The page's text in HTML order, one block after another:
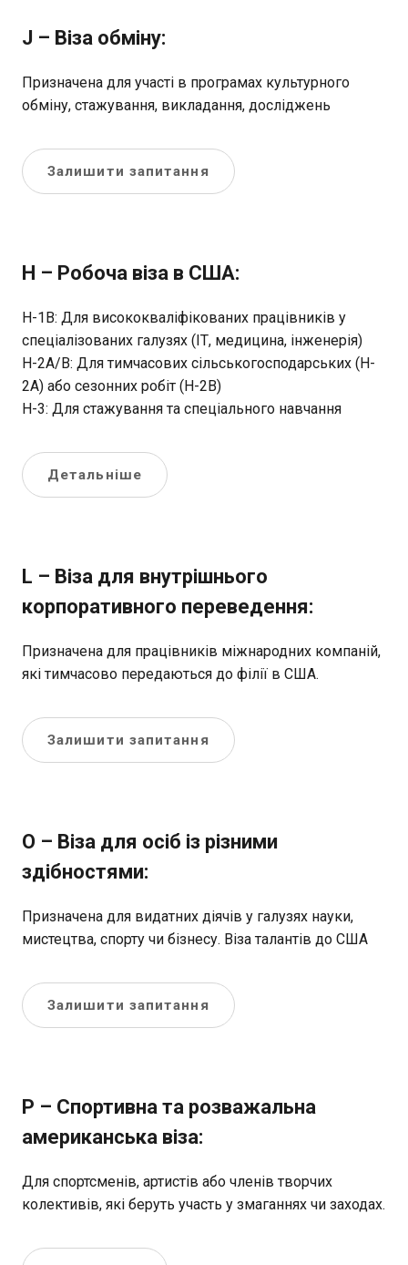
J – Віза обміну:
Призначена для участі в програмах культурного
обміну, стажування, викладання, досліджень
Залишити запитання
H – Робоча віза в США:
H-1B: Для висококваліфікованих працівників у
спеціалізованих галузях (ІТ, медицина, інженерія)
H-2A/B: Для тимчасових сільськогосподарських (H-
2A) або сезонних робіт (H-2B)
Н-3: Для стажування та спеціального навчання
Детальніше
L – Віза для внутрішнього
корпоративного переведення:
Призначена для працівників міжнародних компаній,
які тимчасово передаються до філії в США.
Залишити запитання
О – Віза для осіб із різними
здібностями:
Призначена для видатних діячів у галузях науки,
мистецтва, спорту чи бізнесу. Віза талантів до США
Залишити запитання
P – Спортивна та розважальна
американська віза:
Для спортсменів, артистів або членів творчих
колективів, які беруть участь у змаганнях чи заходах.